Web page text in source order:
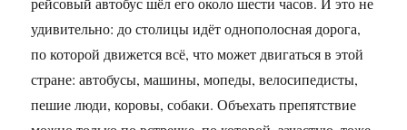
удивительно: до столицы идёт однополосная дорога,
по которой движется всё, что может двигаться в этой
стране: автобусы, машины, мопеды, велосипедисты,
пешие люди, коровы, собаки. Объехать препятствие